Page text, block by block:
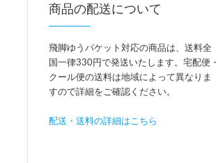
商品の配送について
飛脚ゆうパケット対応の商品は、送料全
国一律330円で発送いたします。宅配便・
クール便の送料は地域によって異なりま
すので詳細をご確認ください。
配送・送料の詳細はこちら